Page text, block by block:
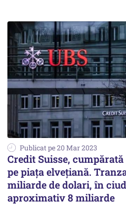
Publicat pe 20 Mar 2023
Credit Suisse,
pe piața elvețiană.
miliarde de dolari, în
aproximativ 8 miliarde